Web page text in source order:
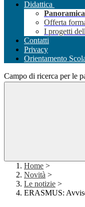
Didattica
Panoramica
Offerta
I progetti
Contatti
Privacy
Orientamento
Campo di ricerca per le
Home >
Novità >
Le notizie >
ERASMUS: